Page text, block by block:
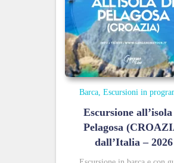
Barca Escursioni in
Escursione
Pelagosa
dall’Italia – 2026